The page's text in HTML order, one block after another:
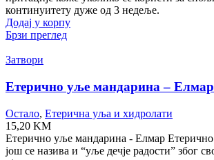
континуитету дуже од 3 недеље.
Додај у корпу
Брзи преглед
Затвори
Етерично уље мандарина – Елмар
Остало, Етерична уља и хидролати
15,20 KM
Етерично уље мандарина - Елмар
још се назива и “уље дечје радости” због